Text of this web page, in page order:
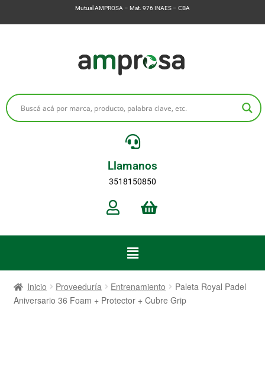
Mutual AMPROSA – Mat. 976 INAES – CBA
Llamanos
3518150850
Inicio Proveeduría Entrenamiento
Paleta Royal Padel
Aniversario 36 Foam + Protector + Cubre Grip